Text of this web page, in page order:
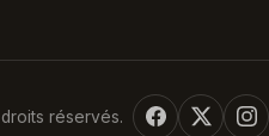
réservés.